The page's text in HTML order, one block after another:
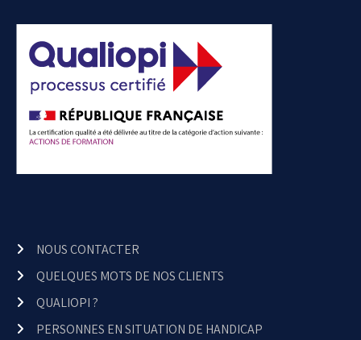
NOUS CONTACTER
QUELQUES MOTS DE NOS CLIENTS
QUALIOPI ?
PERSONNES EN SITUATION DE HANDICAP